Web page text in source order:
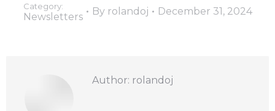
Category:
Newsletters By rolandoj December 31, 2024
Author: rolandoj